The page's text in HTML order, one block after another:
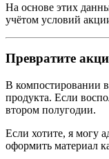
На основе этих
учётом условий
Превратите
В компостировании
продукта. Если
втором полугодии.
Если хотите, я могу
оформить материал